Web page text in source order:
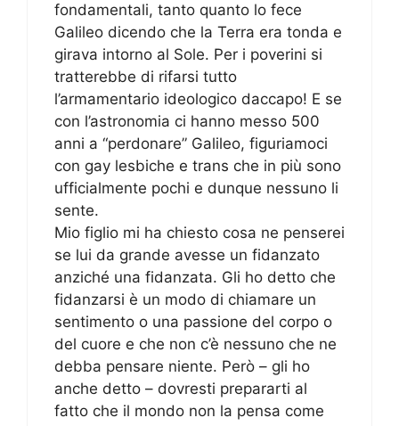
fondamentali, tanto quanto lo fece
Galileo dicendo che la Terra era tonda e
girava intorno al Sole. Per i poverini si
tratterebbe di rifarsi tutto
l’armamentario ideologico daccapo! E se
con l’astronomia ci hanno messo 500
anni a “perdonare” Galileo, figuriamoci
con gay lesbiche e trans che in più sono
ufficialmente pochi e dunque nessuno li
sente.
Mio figlio mi ha chiesto cosa ne penserei
se lui da grande avesse un fidanzato
anziché una fidanzata. Gli ho detto che
fidanzarsi è un modo di chiamare un
sentimento o una passione del corpo o
del cuore e che non c’è nessuno che ne
debba pensare niente. Però – gli ho
anche detto – dovresti prepararti al
fatto che il mondo non la pensa come